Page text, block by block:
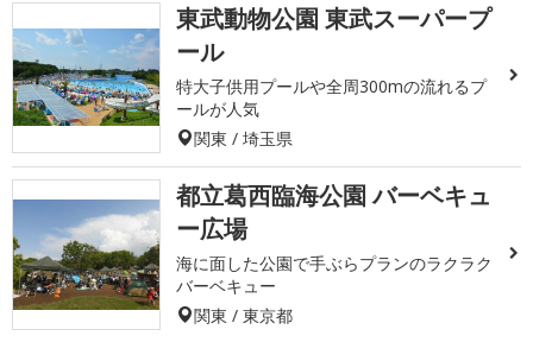
東武動物公園 東武スーパープ
ール
特大子供用プールや全周300mの流れるプ
ールが人気
関東 / 埼玉県
都立葛西臨海公園 バーベキュ
ー広場
海に面した公園で手ぶらプランのラクラク
バーベキュー
関東 / 東京都